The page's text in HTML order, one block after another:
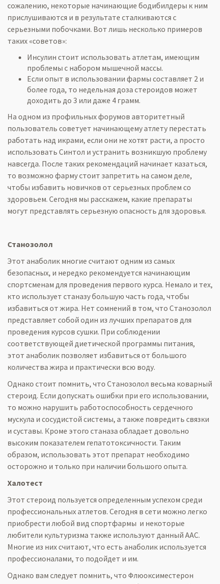
сожалению, некоторые начинающие бодибилдеры к ним
прислушиваются и в результате сталкиваются с
серьезными побочками. Вот лишь несколько примеров
таких «советов»:
Инсулин стоит использовать атлетам, имеющим
проблемы с набором мышечной массы.
Если опыт в использовании фармы составляет 2 и
более года, то недельная доза стероидов может
доходить до 3 или даже 4 грамм.
На одном из профильных форумов авторитетный
пользователь советует начинающему атлету перестать
работать над икрами, если они не хотят расти, а просто
использовать Синтол и устранить возникшую проблему
навсегда. После таких рекомендаций начинает казаться,
то возможно фарму стоит запретить на самом деле,
чтобы избавить новичков от серьезных проблем со
здоровьем. Сегодня мы расскажем, какие препараты
могут представлять серьезную опасность для здоровья.
Станозолол
Этот анаболик многие считают одним из самых
безопасных, и нередко рекомендуется начинающим
спортсменам для проведения первого курса. Немало и тех,
кто использует станазу большую часть года, чтобы
избавиться от жира. Нет сомнений в том, что Станозолол
представляет собой один из лучших препаратов для
проведения курсов сушки. При соблюдении
соответствующей диетической программы питания,
этот анаболик позволяет избавиться от большого
количества жира и практически всю воду.
Однако стоит помнить, что Станозолол весьма коварный
стероид. Если допускать ошибки при его использовании,
то можно нарушить работоспособность сердечного
мускула и сосудистой системы, а также повредить связки
и суставы. Кроме этого станаза обладает довольно
высоким показателем гепатотоксичности. Таким
образом, использовать этот препарат необходимо
осторожно и только при наличии большого опыта.
Халотест
Этот стероид пользуется определенным успехом среди
профессиональных атлетов. Сегодня в сети можно легко
приобрести любой вид спортфармы и некоторые
любители культуризма также используют данный ААС.
Многие из них считают, что есть анаболик используется
профессионалами, то подойдет и им.
Однако вам следует помнить, что Флюоксиместерон